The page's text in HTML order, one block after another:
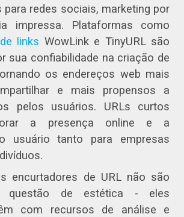
para redes sociais, marketing por
impressa. Plataformas como
links WowLink e TinyURL são
sua confiabilidade na criação de
os endereços web mais
e mais propensos a
pelos usuários. URLs curtos
a presença online e a
usuário tanto para empresas
encurtadores de URL não são
questão de estética - eles
com recursos de análise e